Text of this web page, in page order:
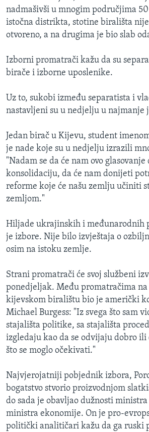
nadmašivši u mnogim područjima
istočna distrikta, stotine birališta
otvoreno, a na drugima je bio slab
Izborni promatrači kažu da su
birače i izborne uposlenike.
Uz to, sukobi između separatista i
nastavljeni su u nedjelju u najmanje
Jedan birač u Kijevu, student
je nade koje su u nedjelju izrazili
"Nadam se da će nam ovo
konsolidaciju, da će nam donijeti
reforme koje će našu zemlju učiniti
zemljom."
Hiljade ukrajinskih i međunarodnih
je izbore. Nije bilo izvještaja o
osim na istoku zemlje.
Strani promatrači će svoj službeni
ponedjeljak. Među promatračima
kijevskom biralištu bio je američki
Michael Burgess: "Iz svega što sam
stajališta politike, sa stajališta
izgledaju kao da se odvijaju dobro ili
što se moglo očekivati."
Najvjerojatniji pobjednik izbora,
bogatstvo stvorio proizvodnjom
do sada je obavljao dužnosti
ministra ekonomije. On je pro-
politički analitičari kažu da ga ruski